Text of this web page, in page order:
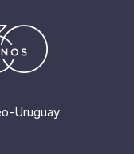
Uruguay